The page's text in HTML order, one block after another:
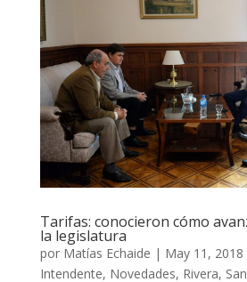
Tarifas: conocieron cómo
la legislatura
por Matías Echaide | May 11, 2018
Intendente, Novedades, Rivera,